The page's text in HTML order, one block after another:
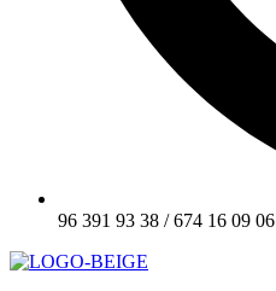
96 391 93 38 / 674 16 09 06